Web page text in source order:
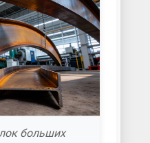
больших